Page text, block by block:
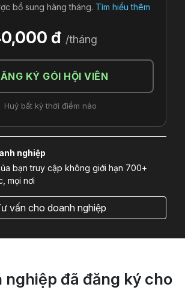
bổ sung hàng tháng. Tìm hiểu thêm
đ /tháng
KÝ GÓI HỘI VIÊN
Huỷ bất kỳ thời điểm nào
nghiệp
bạn truy cập không giới hạn 700+
mọi nơi
vấn cho doanh nghiệp
nghiệp đã đăng ký cho